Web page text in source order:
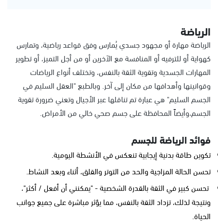
الرياضة
الرياضة مهارة أو مجهود جسدي يُمارس وفق قواعد رياضية، وتمارس
كهواية أو للترفيه أو المنافسة مع الآخرين أو من أجل التميز، أو تطوير
المهارات الجسدية وتقوية الثقة بالنفس، وتختلف أنواع الرياضات
وقوانينها وأهدافها من مكان إلى آخر. وبالطبع "العقل السليم في
الجسم السليم" هي عبارة تم تناقلها عبر الأجيال وتعني ضرورة تقوية
الجسم،وأيضاً المحافظة على جسم صحي خالي من الأمراض.
فوائد الرياضة للجسم
تكوين طاقة بدنية إيجابية تنعكس في الأنشطة اليومية.
تحسن الحالة المزاجية والحد من التوتر والقلق، أثناء وبعد النشاط.
تحسن كبير في الثقة بالقدرة الشخصية - "يمكنني أن أفعل / أكثر"،
ونتيجة لذلك، تزداد الثقة بالنفس، مما يؤثر مباشرة على جميع جوانب
الحياة.